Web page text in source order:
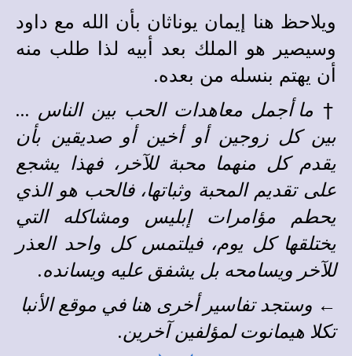
ويلاحظ هنا إيمان يوناثان بأن الله مع داود
وسيصير هو الملك بعد أبيه لذا طلب منه
أن يهتم بنسله من بعده.
† ما أجمل معاهدات الحب بين الناس ...
بين كل زوجين أو أخين أو صديقين بأن
يقدم كل منهما محبة للآخر، فهذا يشجع
على تقديم المحبة وثباتها، فالحب هو الذي
يحطم مؤامرات إبليس ومشاكله التي
يختلقها كل يوم، فيلتمس كل واحد العذر
للآخر ويسامحه بل يشفق عليه ويسانده.
← وستجدتفاسير أخرى هنا في موقع الأنبا
تكلا هيمانوتلمؤلفين آخرين.